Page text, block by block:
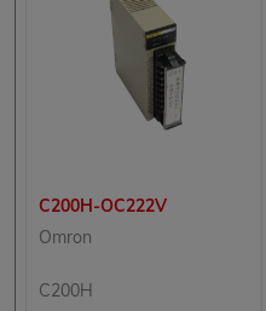
C200H-OC222V
Omron
C200H